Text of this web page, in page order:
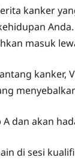
kanker
masuk
kanker,
dan akan
di sesi